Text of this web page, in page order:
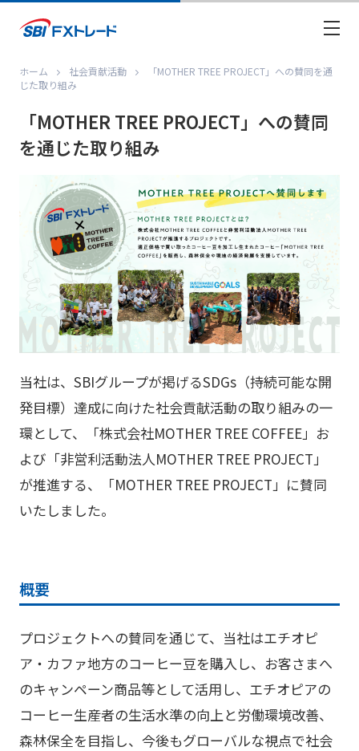
ホーム 社会貢献活動
「MOTHER TREE PROJECT」への賛同を通
じた取り組み
「MOTHER TREE PROJECT」への賛同
を通じた取り組み
当社は、SBIグループが掲げるSDGs（持続可能な開
発目標）達成に向けた社会貢献活動の取り組みの一
環として、「株式会社MOTHER TREE COFFEE」お
よび「非営利活動法人MOTHER TREE PROJECT」
が推進する、「MOTHER TREE PROJECT」に賛同
いたしました。
概要
プロジェクトへの賛同を通じて、当社はエチオピ
ア・カファ地方のコーヒー豆を購入し、お客さまへ
のキャンペーン商品等として活用し、エチオピアの
コーヒー生産者の生活水準の向上と労働環境改善、
森林保全を目指し、今後もグローバルな視点で社会